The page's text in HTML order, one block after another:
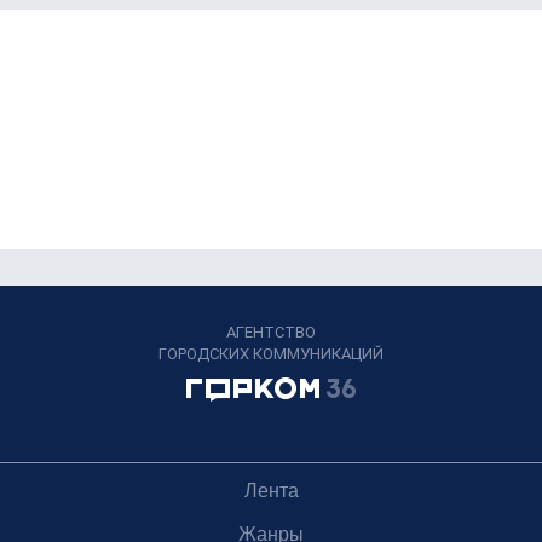
АГЕНТСТВО
ГОРОДСКИХ КОММУНИКАЦИЙ
Лента
Жанры